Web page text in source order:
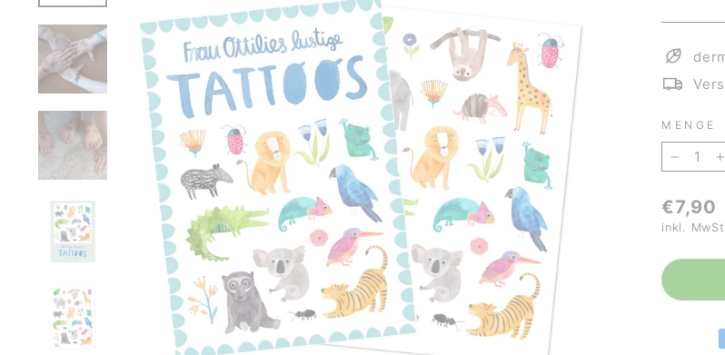
MENGE
−
Normaler
Preis
€7,90
inkl.